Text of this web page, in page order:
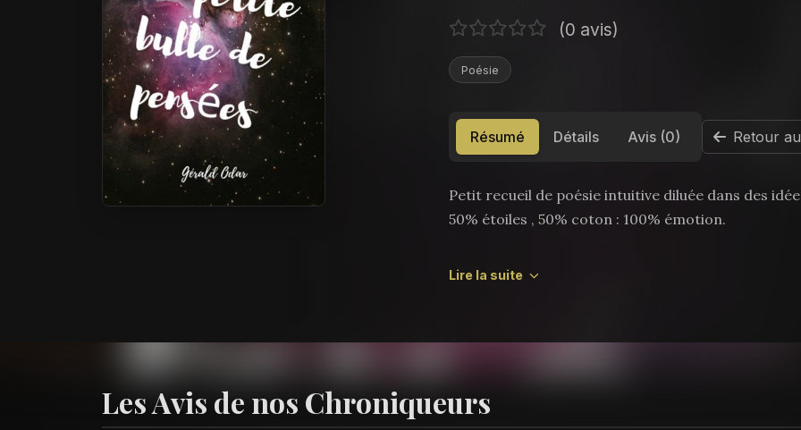
(0 avis)
Poésie
Résumé Détails Avis (0) Retour
Petit recueil de poésie intuitive diluée dans des
50% étoiles , 50% coton : 100% émotion.
Ce petit livret poétique a été très bien
Lire la suite
Les Avis de nos Chroniqueurs